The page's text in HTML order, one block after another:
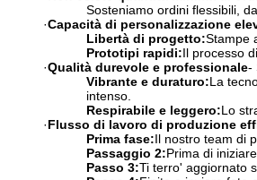
Sosteniamo ordini flessibili,
·Capacità di personalizzazione
Libertà di progetto:Stampe
Prototipi rapidi:Il processo
·Qualità durevole e professionale-
Vibrante e duraturo:La
intenso.
Respirabile e leggero:Lo
·Flusso di lavoro di produzione
Prima fase:Il nostro team di
Passaggio 2:Prima di
Passo 3:Ti terro' aggiornato